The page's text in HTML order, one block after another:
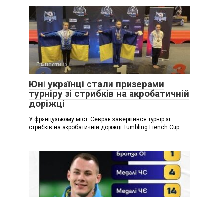
Гімнастика
Юні українці стали призерами
турніру зі стрибків на акробатичній
доріжці
У французькому місті Севран завершився турнір зі
стрибків на акробатичній доріжці Tumbling French Cup.